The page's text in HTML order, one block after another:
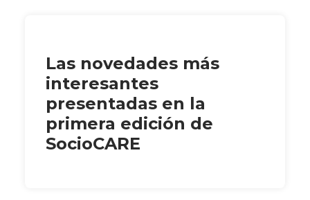
Las novedades más
interesantes
presentadas en la
primera edición de
SocioCARE